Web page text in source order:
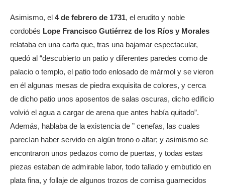
Asimismo, el 4 de febrero de 1731, el erudito y noble
cordobés Lope Francisco Gutiérrez de los Ríos y Morales
relataba en una carta que, tras una bajamar espectacular,
quedó al “descubierto un patio y diferentes paredes como de
palacio o templo, el patio todo enlosado de mármol y se vieron
en él algunas mesas de piedra exquisita de colores, y cerca
de dicho patio unos aposentos de salas oscuras, dicho edificio
volvió el agua a cargar de arena que antes había quitado”.
Además, hablaba de la existencia de ” cenefas, las cuales
parecían haber servido en algún trono o altar; y asimismo se
encontraron unos pedazos como de puertas, y todas estas
piezas estaban de admirable labor, todo tallado y embutido en
plata fina, y follaje de algunos trozos de cornisa guarnecidos